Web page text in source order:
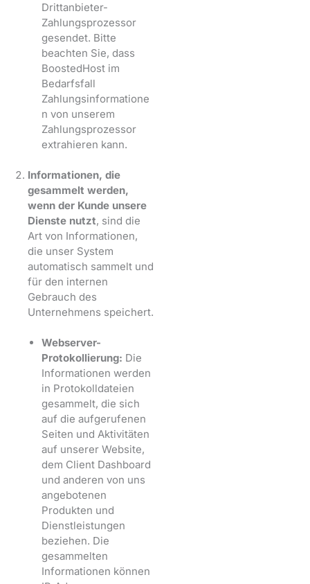
Drittanbieter-
Zahlungsprozessor
gesendet. Bitte
beachten Sie, dass
BoostedHost im
Bedarfsfall
Zahlungsinformatione
n von unserem
Zahlungsprozessor
extrahieren kann.
Informationen, die
gesammelt werden,
wenn der Kunde unsere
Dienste nutzt, sind die
Art von Informationen,
die unser System
automatisch sammelt und
für den internen
Gebrauch des
Unternehmens speichert.
Webserver-
Protokollierung: Die
Informationen werden
in Protokolldateien
gesammelt, die sich
auf die aufgerufenen
Seiten und Aktivitäten
auf unserer Website,
dem Client Dashboard
und anderen von uns
angebotenen
Produkten und
Dienstleistungen
beziehen. Die
gesammelten
Informationen können